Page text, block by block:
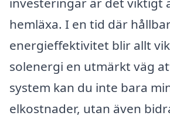
hemläxa. I en tid där
energieffektivitet blir allt
solenergi en utmärkt väg
system kan du inte bara
elkostnader, utan även